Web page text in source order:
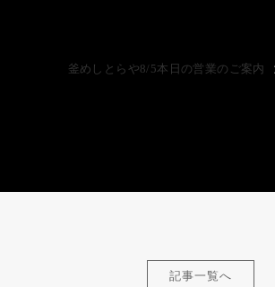
釜めしとらや8/5本日の営業のご案内
記事一覧へ